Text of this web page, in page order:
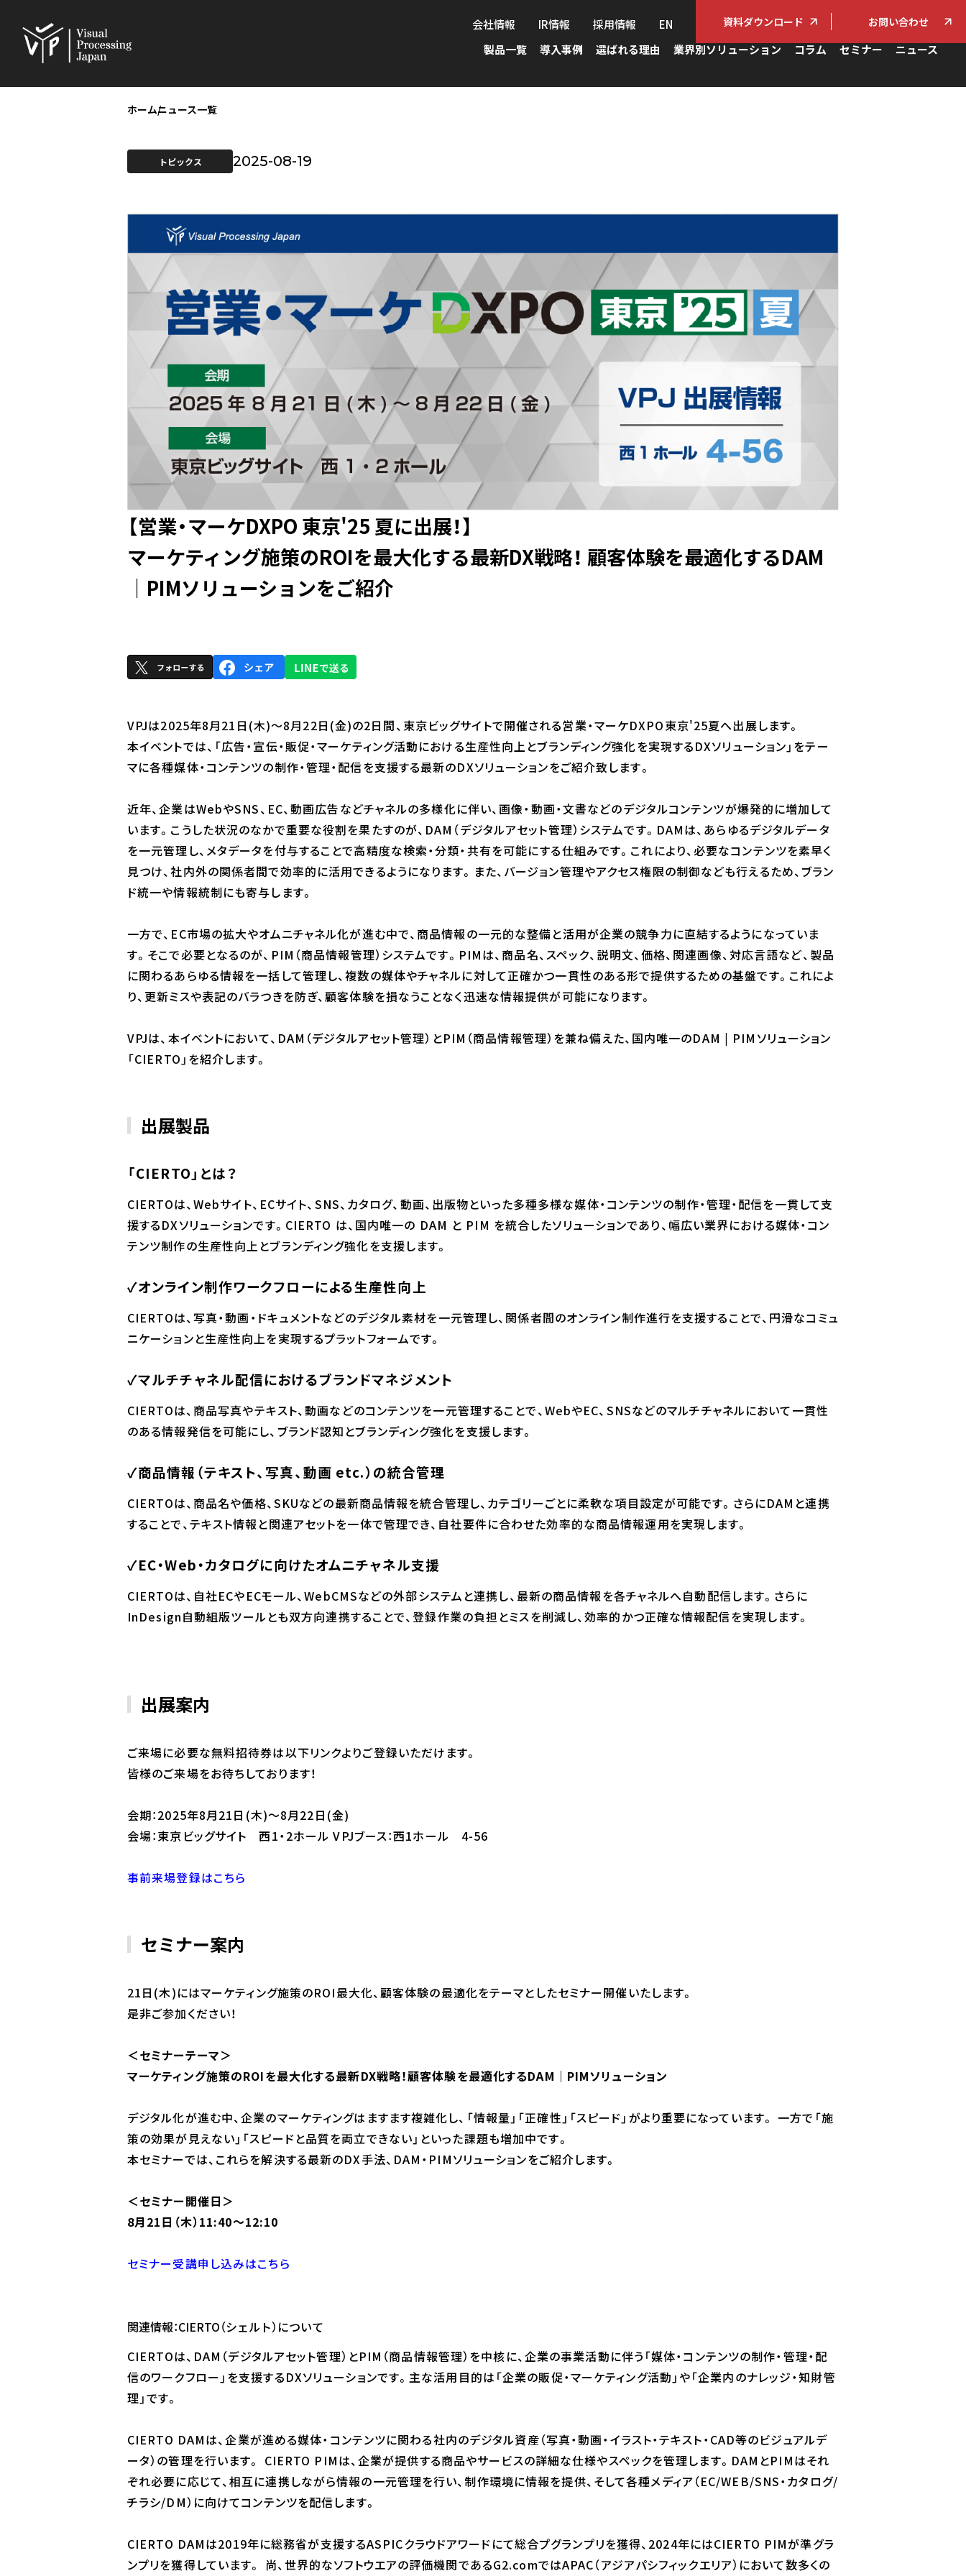
会社情報 IR情報 採用情報 EN 資料ダウンロード お問い合わせ
製品一覧 導入事例 選ばれる理由 業界別ソリューション コラム セミナー ニュース
ホームニュース一覧
トピックス 2025-08-19
【営業・マーケDXPO 東京'25 夏に出展！】
マーケティング施策のROIを最大化する最新DX戦略！ 顧客体験を最適化するDAM
｜PIMソリューションをご紹介
VPJは2025年8月21日(木)～8月22日(金)の2日間、東京ビッグサイトで開催される営業・マーケDXPO東京'25夏へ出展します。
本イベントでは、「広告・宣伝・販促・マーケティング活動における生産性向上とブランディング強化を実現するDXソリューション」をテー
マに各種媒体・コンテンツの制作・管理・配信を支援する最新のDXソリューションをご紹介致します。
近年、企業はWebやSNS、EC、動画広告などチャネルの多様化に伴い、画像・動画・文書などのデジタルコンテンツが爆発的に増加して
います。こうした状況のなかで重要な役割を果たすのが、DAM（デジタルアセット管理）システムです。DAMは、あらゆるデジタルデータ
を一元管理し、メタデータを付与することで高精度な検索・分類・共有を可能にする仕組みです。これにより、必要なコンテンツを素早く
見つけ、社内外の関係者間で効率的に活用できるようになります。また、バージョン管理やアクセス権限の制御なども行えるため、ブラン
ド統一や情報統制にも寄与します。
一方で、EC市場の拡大やオムニチャネル化が進む中で、商品情報の一元的な整備と活用が企業の競争力に直結するようになっていま
す。そこで必要となるのが、PIM（商品情報管理）システムです。PIMは、商品名、スペック、説明文、価格、関連画像、対応言語など、製品
に関わるあらゆる情報を一括して管理し、複数の媒体やチャネルに対して正確かつ一貫性のある形で提供するための基盤です。これによ
り、更新ミスや表記のバラつきを防ぎ、顧客体験を損なうことなく迅速な情報提供が可能になります。
VPJは、本イベントにおいて、DAM（デジタルアセット管理）とPIM（商品情報管理）を兼ね備えた、国内唯一のDAM | PIMソリューション
「CIERTO」を紹介します。
出展製品
「CIERTO」とは？
CIERTOは、Webサイト、ECサイト、SNS、カタログ、動画、出版物といった多種多様な媒体・コンテンツの制作・管理・配信を一貫して支
援するDXソリューションです。CIERTO は、国内唯一の DAM と PIM を統合したソリューションであり、幅広い業界における媒体・コン
テンツ制作の生産性向上とブランディング強化を支援します。
✓オンライン制作ワークフローによる生産性向上
CIERTOは、写真・動画・ドキュメントなどのデジタル素材を一元管理し、関係者間のオンライン制作進行を支援することで、円滑なコミュ
ニケーションと生産性向上を実現するプラットフォームです。
✓マルチチャネル配信におけるブランドマネジメント
CIERTOは、商品写真やテキスト、動画などのコンテンツを一元管理することで、WebやEC、SNSなどのマルチチャネルにおいて一貫性
のある情報発信を可能にし、ブランド認知とブランディング強化を支援します。
✓商品情報（テキスト、写真、動画 etc.）の統合管理
CIERTOは、商品名や価格、SKUなどの最新商品情報を統合管理し、カテゴリーごとに柔軟な項目設定が可能です。さらにDAMと連携
することで、テキスト情報と関連アセットを一体で管理でき、自社要件に合わせた効率的な商品情報運用を実現します。
✓EC・Web・カタログに向けたオムニチャネル支援
CIERTOは、自社ECやECモール、WebCMSなどの外部システムと連携し、最新の商品情報を各チャネルへ自動配信します。さらに
InDesign自動組版ツールとも双方向連携することで、登録作業の負担とミスを削減し、効率的かつ正確な情報配信を実現します。
出展案内
ご来場に必要な無料招待券は以下リンクよりご登録いただけます。
皆様のご来場をお待ちしております！
会期：2025年8月21日(木)～8月22日(金)
会場：東京ビッグサイト 西1・2ホール VPJブース：西1ホール 4-56
事前来場登録はこちら
セミナー案内
21日(木)にはマーケティング施策のROI最大化、顧客体験の最適化をテーマとしたセミナー開催いたします。
是非ご参加ください！
＜セミナーテーマ＞
マーケティング施策のROIを最大化する最新DX戦略！顧客体験を最適化するDAM｜PIMソリューション
デジタル化が進む中、企業のマーケティングはますます複雑化し、「情報量」「正確性」「スピード」がより重要になっています。 一方で「施
策の効果が見えない」「スピードと品質を両立できない」といった課題も増加中です。
本セミナーでは、これらを解決する最新のDX手法、DAM・PIMソリューションをご紹介します。
＜セミナー開催日＞
8月21日（木）11:40～12:10
セミナー受講申し込みはこちら
関連情報：CIERTO（シェルト）について
CIERTOは、DAM（デジタルアセット管理）とPIM（商品情報管理）を中核に、企業の事業活動に伴う「媒体・コンテンツの制作・管理・配
信のワークフロー」を支援するDXソリューションです。主な活用目的は「企業の販促・マーケティング活動」や「企業内のナレッジ・知財管
理」です。
CIERTO DAMは、企業が進める媒体・コンテンツに関わる社内のデジタル資産（写真・動画・イラスト・テキスト・CAD等のビジュアルデ
ータ）の管理を行います。 CIERTO PIMは、企業が提供する商品やサービスの詳細な仕様やスペックを管理します。DAMとPIMはそれ
ぞれ必要に応じて、相互に連携しながら情報の一元管理を行い、制作環境に情報を提供、そして各種メディア（EC/WEB/SNS・カタログ/
チラシ/DM）に向けてコンテンツを配信します。
CIERTO DAMは2019年に総務省が支援するASPICクラウドアワードにて総合プグランプリを獲得、2024年にはCIERTO PIMが準グラ
ンプリを獲得しています。 尚、世界的なソフトウエアの評価機関であるG2.comではAPAC（アジアパシフィックエリア）において数多くの